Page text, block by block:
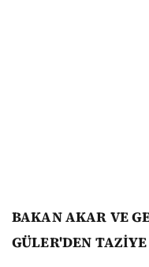
BAKAN AKAR VE
GÜLER'DEN